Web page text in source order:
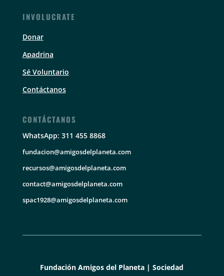
INVOLUCRATE
Donar
Apadrina
Sé Voluntario
Contáctanos
CONTÁCTANOS
WhatsApp: 311 455 8868
fundacion@amigosdelplaneta.com
recursos@amigosdelplaneta.com
contact@amigosdelplaneta.com
spac1928@amigosdelplaneta.com
Fundación Amigos del Planeta | Sociedad